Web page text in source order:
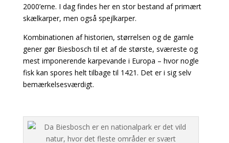
2000’erne. I dag findes her en stor bestand af primært
skælkarper, men også spejlkarper.
Kombinationen af historien, størrelsen og de gamle
gener gør Biesbosch til et af de største, sværeste og
mest imponerende karpevande i Europa – hvor nogle
fisk kan spores helt tilbage til 1421. Det er i sig selv
bemærkelsesværdigt.